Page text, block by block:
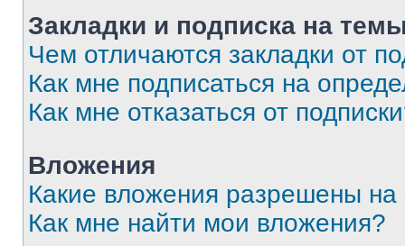
Закладки и подписка на
Чем отличаются закладки от
Как мне подписаться на
Как мне отказаться от
Вложения
Какие вложения разрешены
Как мне найти мои вложения?